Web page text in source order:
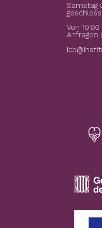
Samstag
Von
Anfragen